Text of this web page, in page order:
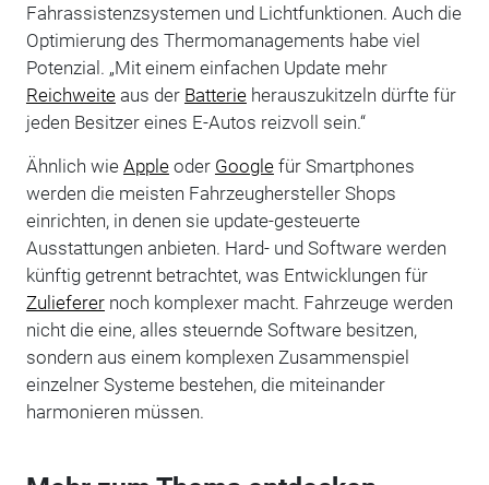
Fahrassistenzsystemen und Lichtfunktionen. Auch die
Optimierung des Thermomanagements habe viel
Potenzial. „Mit einem einfachen Update mehr
Reichweiteaus der Batterieherauszukitzeln dürfte für
jeden Besitzer eines E-Autos reizvoll sein.“
Ähnlich wie Appleoder Googlefür Smartphones
werden die meisten Fahrzeughersteller Shops
einrichten, in denen sie update-gesteuerte
Ausstattungen anbieten. Hard- und Software werden
künftig getrennt betrachtet, was Entwicklungen für
Zulieferernoch komplexer macht. Fahrzeuge werden
nicht die eine, alles steuernde Software besitzen,
sondern aus einem komplexen Zusammenspiel
einzelner Systeme bestehen, die miteinander
harmonieren müssen.